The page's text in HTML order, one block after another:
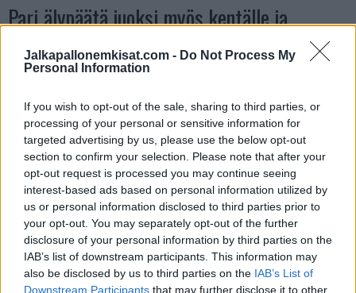
Jalkapallonemkisat.com - Do Not Process My
Personal Information
If you wish to opt-out of the sale, sharing to third parties, or
processing of your personal or sensitive information for
targeted advertising by us, please use the below opt-out
section to confirm your selection. Please note that after your
opt-out request is processed you may continue seeing
interest-based ads based on personal information utilized by
us or personal information disclosed to third parties prior to
your opt-out. You may separately opt-out of the further
disclosure of your personal information by third parties on the
IAB’s list of downstream participants. This information may
also be disclosed by us to third parties on the IAB’s List of
Downstream Participants that may further disclose it to other
Pari älypäätä juoksi myös kentälle ja
maalivahti Jose Sa toimi Cristiano Ronaldon
turvamiehenä:
https://twitter.com/B24PT/status/1801672764983558367
Katso myös:Täysin älyvapaa temppu EM-kisojen
avausottelussa – Skotlannin Ryan Porteous sai suoran
punaisen kortin